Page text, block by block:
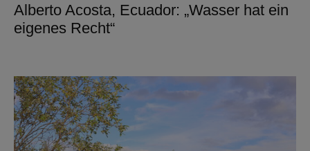
Alberto Acosta, Ecuador: „Wasser hat ein
eigenes Recht“